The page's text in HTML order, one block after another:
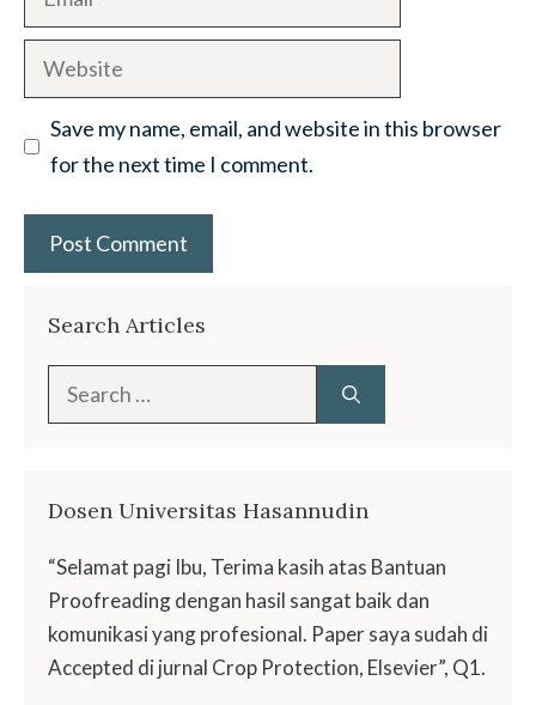
Website
Save my name, email, and website in this browser
for the next time I comment.
Search Articles
Dosen Universitas Hasannudin
“Selamat pagi Ibu, Terima kasih atas Bantuan
Proofreading dengan hasil sangat baik dan
komunikasi yang profesional. Paper saya sudah di
Accepted di jurnal Crop Protection, Elsevier”, Q1.